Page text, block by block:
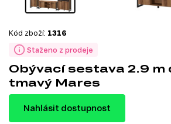
Staženo z prodeje
Kód zboží: 1316
Obývací sestava 2.9 m
tmavý Mares
Nahlásit dostupnost